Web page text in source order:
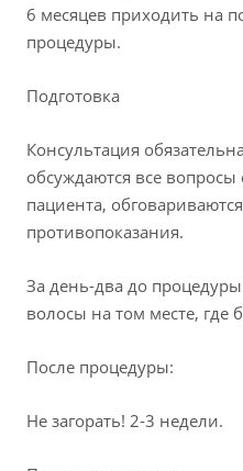
6 месяцев приходить на
процедуры.
Подготовка
Консультация
обсуждаются все
пациента,
противопоказания.
За день-два до
волосы на том месте, где
После процедуры:
Не загорать! 2-3 недели.